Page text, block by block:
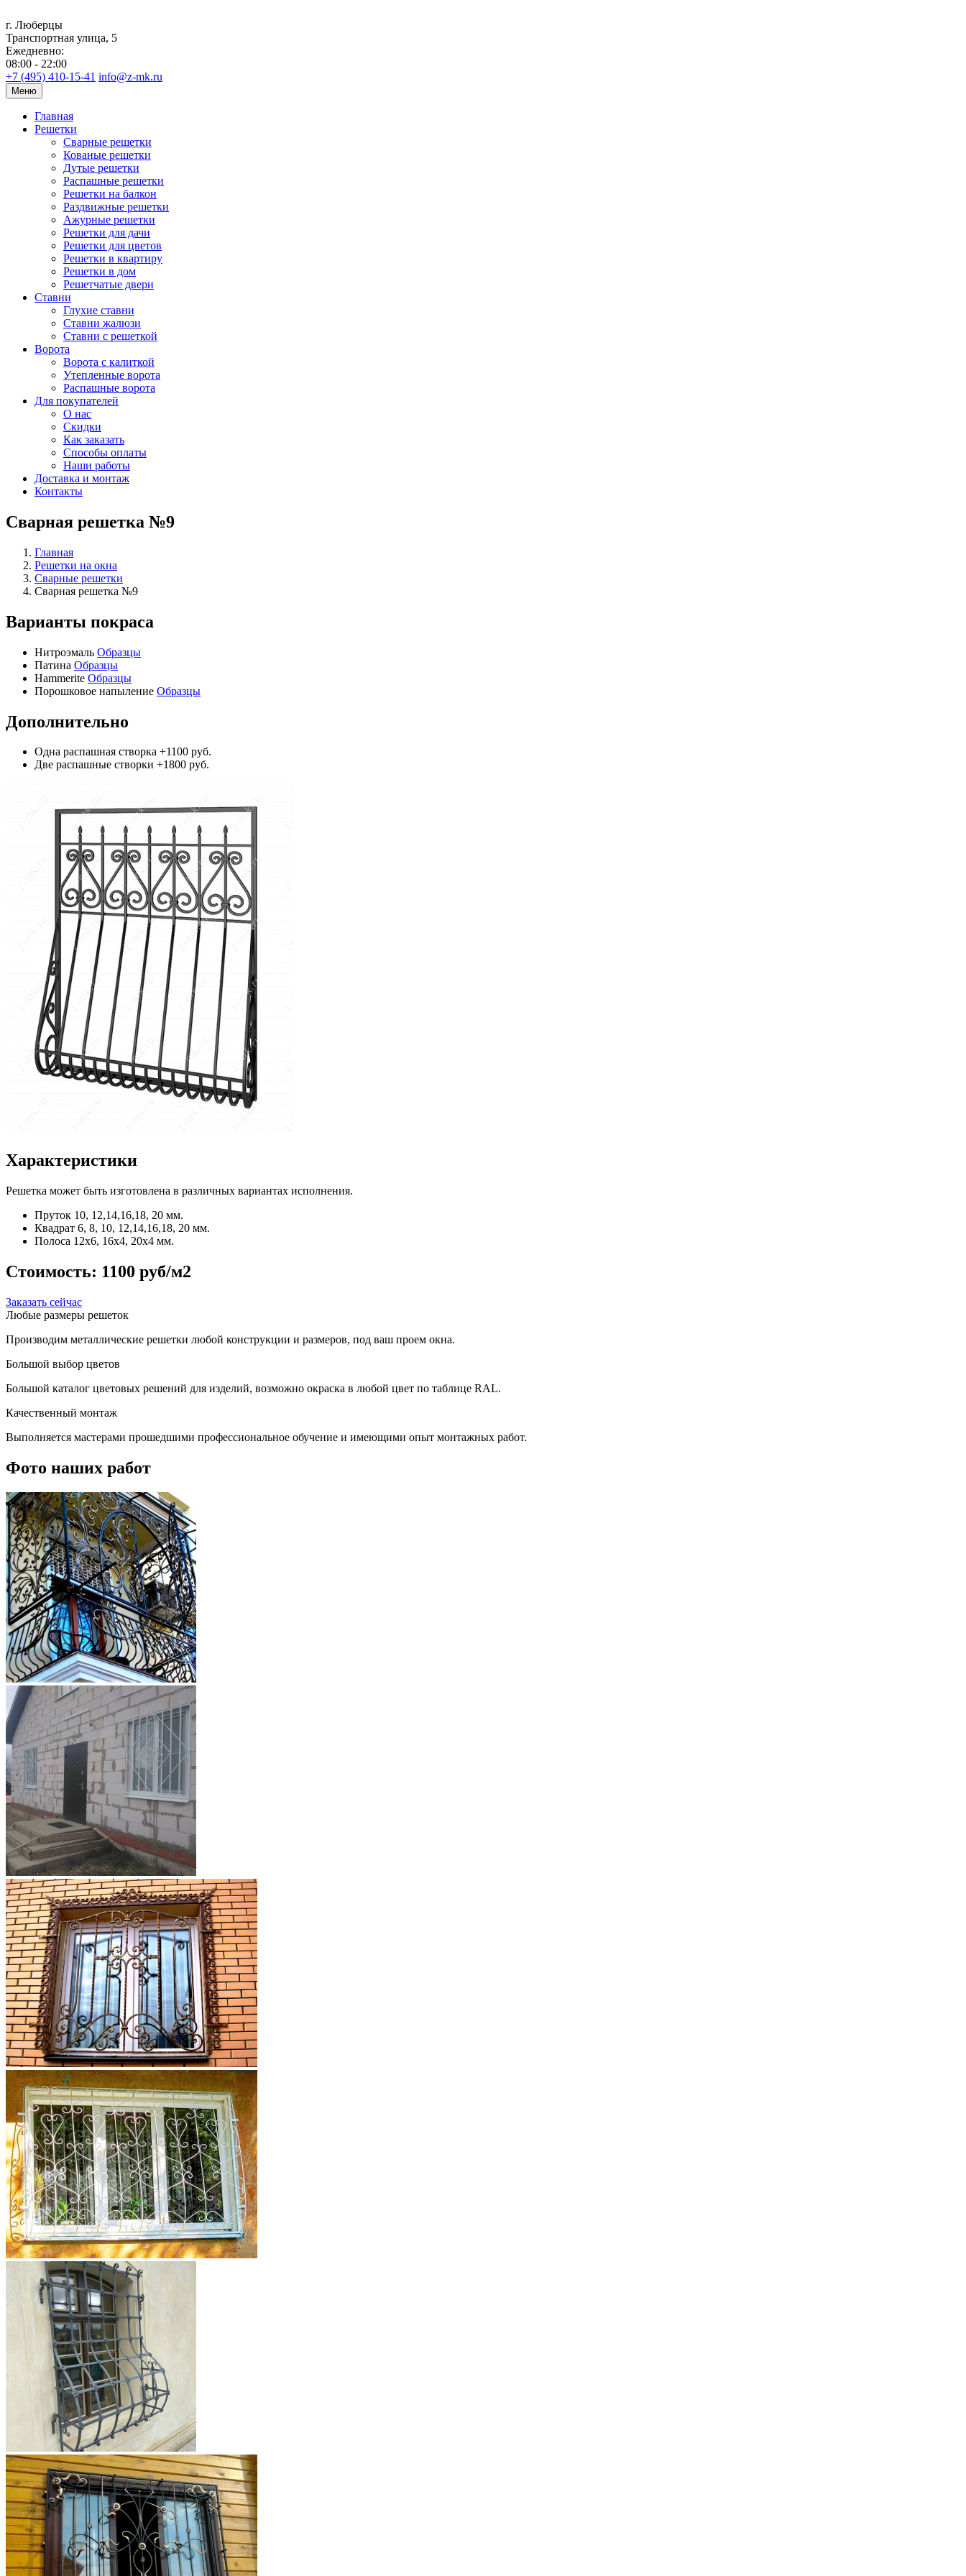
г. Люберцы
Транспортная улица, 5
Ежедневно:
08:00 - 22:00
+7 (495) 410-15-41 info@z-mk.ru
Меню
Главная
Решетки
Сварные решетки
Кованые решетки
Дутые решетки
Распашные решетки
Решетки на балкон
Раздвижные решетки
Ажурные решетки
Решетки для дачи
Решетки для цветов
Решетки в квартиру
Решетки в дом
Решетчатые двери
Ставни
Глухие ставни
Ставни жалюзи
Ставни с решеткой
Ворота
Ворота с калиткой
Утепленные ворота
Распашные ворота
Для покупателей
О нас
Скидки
Как заказать
Способы оплаты
Наши работы
Доставка и монтаж
Контакты
Сварная решетка №9
Главная
Решетки на окна
Сварные решетки
Сварная решетка №9
Варианты покраса
Нитроэмаль Образцы
Патина Образцы
Hammerite Образцы
Порошковое напыление Образцы
Дополнительно
Одна распашная створка +1100 руб.
Две распашные створки +1800 руб.
Характеристики
Решетка может быть изготовлена в различных вариантах исполнения.
Пруток 10, 12,14,16,18, 20 мм.
Квадрат 6, 8, 10, 12,14,16,18, 20 мм.
Полоса 12x6, 16x4, 20x4 мм.
Стоимость: 1100 руб/м2
Заказать сейчас
Любые размеры решеток
Производим металлические решетки любой конструкции и размеров, под ваш проем окна.
Большой выбор цветов
Большой каталог цветовых решений для изделий, возможно окраска в любой цвет по таблице RAL.
Качественный монтаж
Выполняется мастерами прошедшими профессиональное обучение и имеющими опыт монтажных работ.
Фото наших работ